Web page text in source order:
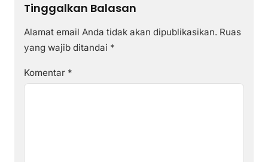
Tinggalkan Balasan
Alamat email Anda tidak akan dipublikasikan. Ruas
yang wajib ditandai *
Komentar *